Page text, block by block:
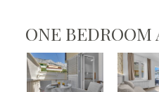
ONE BEDROOM